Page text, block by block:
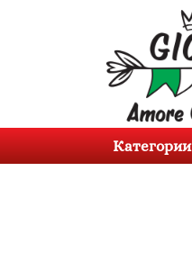
Категории
За
Категории